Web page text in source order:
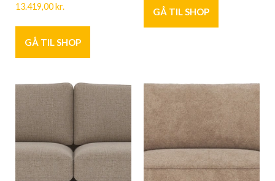
13.419,00kr.
GÅ TIL SHOP
GÅ TIL SHOP